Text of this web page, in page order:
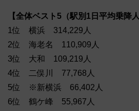
【全体ベスト5（駅別1日平均乗降
1位 横浜 314,229人
2位 海老名 110,909人
3位 大和 109,219人
4位 二俣川 77,768人
5位 ※新横浜 66,402人
6位 鶴ケ峰 55,967人